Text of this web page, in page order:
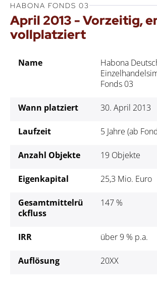
HABONA FONDS 03
April 2013 - Vorzeitig,
vollplatziert
Name
Habona
Fonds 03
Wann platziert 30. April 2013
Laufzeit 5 Jahre (ab
Anzahl Objekte 19 Objekte
Eigenkapital 25,3 Mio. Euro
Gesamtmittelrü
ckfluss
147 %
IRR über 9 % p.a.
Auflösung 20XX